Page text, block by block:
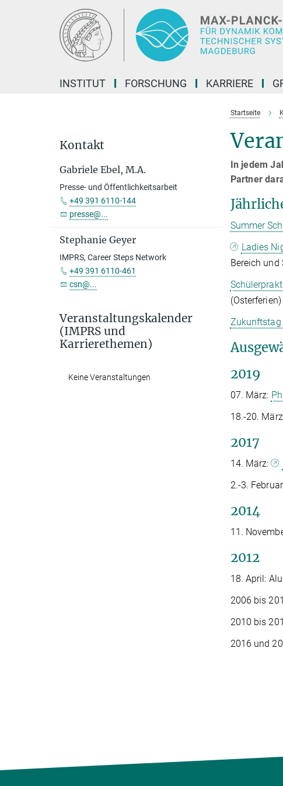
INSTITUT FORSCHUNG KARRIERE
Startseite
In jedem
Partner
Summer
Ladies
Bereich und
(Osterferien)
Zukunftstag
2019
07. März:
18.-20.
2017
14. März:
2.-3.
2014
11.
2012
18. April:
2006 bis
2010 bis
2016 und
Kontakt
Gabriele Ebel, M.A.
Presse- und Öffentlichkeitsarbeit
+49 391 6110-144
presse@...
Stephanie Geyer
IMPRS, Career Steps Network
+49 391 6110-461
csn@...
Veranstaltungskalender
(IMPRS und
Karrierethemen)
Keine Veranstaltungen